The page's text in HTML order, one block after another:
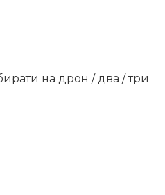
на дрон / два / три